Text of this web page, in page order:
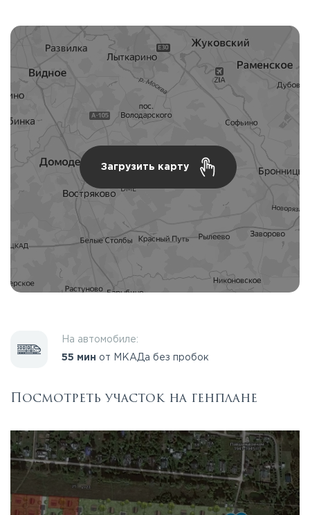
Загрузить карту
На автомобиле:
55 мин от МКАДа без пробок
Посмотреть участок на генплане